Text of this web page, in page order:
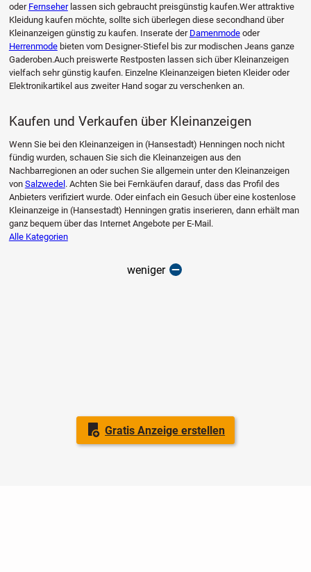
Gratis Anzeige erstellen
oder Fernseherlassen sich gebraucht preisgünstig kaufen.Wer attraktive
Kleidung kaufen möchte, sollte sich überlegen diese secondhand über
Kleinanzeigen günstig zu kaufen. Inserate der Damenmodeoder
Herrenmodebieten vom Designer-Stiefel bis zur modischen Jeans ganze
Gaderoben.Auch preiswerte Restposten lassen sich über Kleinanzeigen
vielfach sehr günstig kaufen. Einzelne Kleinanzeigen bieten Kleider oder
Elektronikartikel aus zweiter Hand sogar zu verschenken an.
Kaufen und Verkaufen über Kleinanzeigen
Wenn Sie bei den Kleinanzeigen in (Hansestadt) Henningen noch nicht
fündig wurden, schauen Sie sich die Kleinanzeigen aus den
Nachbarregionen an oder suchen Sie allgemein unter den Kleinanzeigen
von Salzwedel. Achten Sie bei Fernkäufen darauf, dass das Profil des
Anbieters verifiziert wurde. Oder einfach ein Gesuch über eine kostenlose
Kleinanzeige in (Hansestadt) Henningen gratis inserieren, dann erhält man
ganz bequem über das Internet Angebote per E-Mail.
Alle Kategorien
weniger